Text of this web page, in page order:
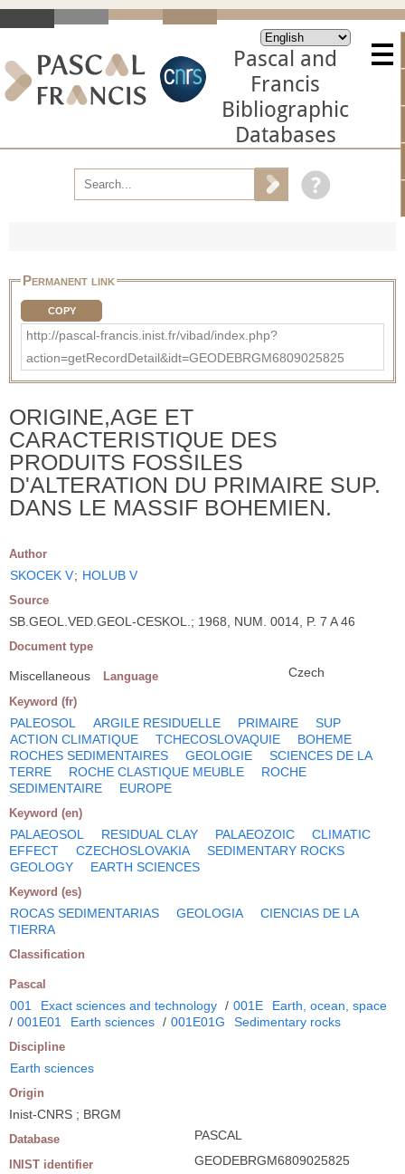
Pascal and
Francis
Bibliographic
Databases
Permanent link
COPY
http://pascal-francis.inist.fr/vibad/index.php?
action=getRecordDetail&idt=GEODEBRGM6809025825
ORIGINE,AGE ET
CARACTERISTIQUE DES
PRODUITS FOSSILES
D'ALTERATION DU PRIMAIRE SUP.
DANS LE MASSIF BOHEMIEN.
Author
SKOCEK V; HOLUB V
Source
SB.GEOL.VED.GEOL-CESKOL.; 1968, NUM. 0014, P. 7 A 46
Document type
Miscellaneous Language Czech
Keyword (fr)
PALEOSOL ARGILE RESIDUELLE PRIMAIRE
SUP
ACTION CLIMATIQUE
TCHECOSLOVAQUIE
BOHEME
ROCHES SEDIMENTAIRES
GEOLOGIE
SCIENCES DE LA
TERRE
ROCHE CLASTIQUE MEUBLE
ROCHE
SEDIMENTAIRE
EUROPE
Keyword (en)
PALAEOSOL RESIDUAL CLAY PALAEOZOIC
CLIMATIC
EFFECT
CZECHOSLOVAKIA
SEDIMENTARY ROCKS
GEOLOGY
EARTH SCIENCES
Keyword (es)
ROCAS SEDIMENTARIAS GEOLOGIA
CIENCIAS DE LA
TIERRA
Classification
Pascal
001 Exact sciences and technology / 001E
Earth, ocean, space
/ 001E01 Earth sciences / 001E01G Sedimentary rocks
Discipline
Earth sciences
Origin
Inist-CNRS ; BRGM
Database PASCAL
INIST identifier GEODEBRGM6809025825